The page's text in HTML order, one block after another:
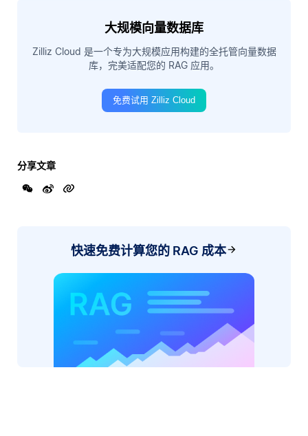
大规模向量数据库
Zilliz Cloud 是一个专为大规模应用构建的全托管向量数据
库，完美适配您的 RAG 应用。
免费试用 Zilliz Cloud
分享文章
快速免费计算您的 RAG 成本